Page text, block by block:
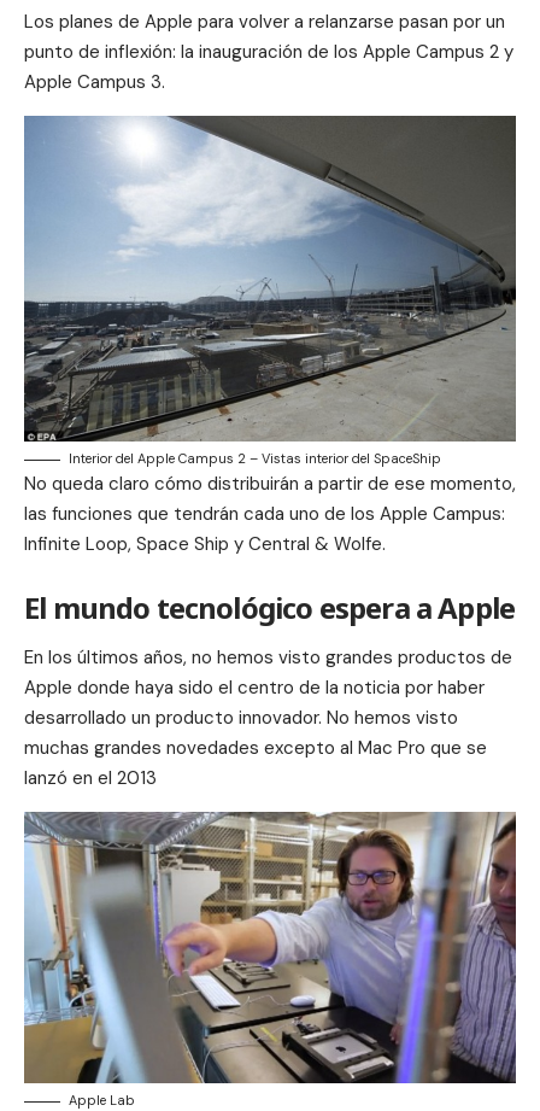
Los planes de Apple para volver a relanzarse pasan por un
punto de inflexión: la inauguración de los Apple Campus 2 y
Apple Campus 3.
Interior del Apple Campus 2 – Vistas interior del SpaceShip
No queda claro cómo distribuirán a partir de ese momento,
las funciones que tendrán cada uno de los Apple Campus:
Infinite Loop, Space Ship y Central & Wolfe.
El mundo tecnológico espera a Apple
En los últimos años, no hemos visto grandes productos de
Apple donde haya sido el centro de la noticia por haber
desarrollado un producto innovador. No hemos visto
muchas grandes novedades excepto al Mac Pro que se
lanzó en el 2013
Apple Lab